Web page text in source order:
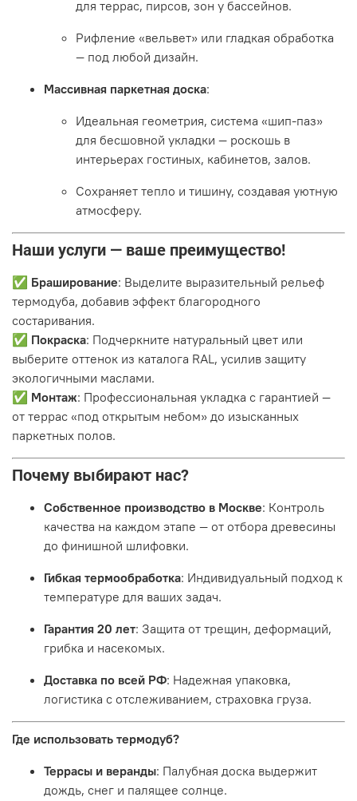
для террас, пирсов, зон у бассейнов.
Рифление «вельвет» или гладкая обработка
— под любой дизайн.
Массивная паркетная доска:
Идеальная геометрия, система «шип-паз»
для бесшовной укладки — роскошь в
интерьерах гостиных, кабинетов, залов.
Сохраняет тепло и тишину, создавая уютную
атмосферу.
Наши услуги — ваше преимущество!
✅ Браширование: Выделите выразительный рельеф
термодуба, добавив эффект благородного
состаривания.
✅ Покраска: Подчеркните натуральный цвет или
выберите оттенок из каталога RAL, усилив защиту
экологичными маслами.
✅ Монтаж: Профессиональная укладка с гарантией —
от террас «под открытым небом» до изысканных
паркетных полов.
Почему выбирают нас?
Собственное производство в Москве: Контроль
качества на каждом этапе — от отбора древесины
до финишной шлифовки.
Гибкая термообработка: Индивидуальный подход к
температуре для ваших задач.
Гарантия 20 лет: Защита от трещин, деформаций,
грибка и насекомых.
Доставка по всей РФ: Надежная упаковка,
логистика с отслеживанием, страховка груза.
Где использовать термодуб?
Террасы и веранды: Палубная доска выдержит
дождь, снег и палящее солнце.